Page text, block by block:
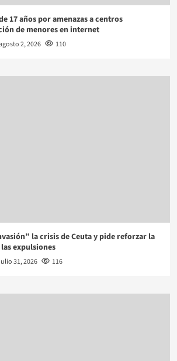
17 años por amenazas a centros
de menores en internet
2, 2026 110
la crisis de Ceuta y pide reforzar la
expulsiones
31, 2026 116